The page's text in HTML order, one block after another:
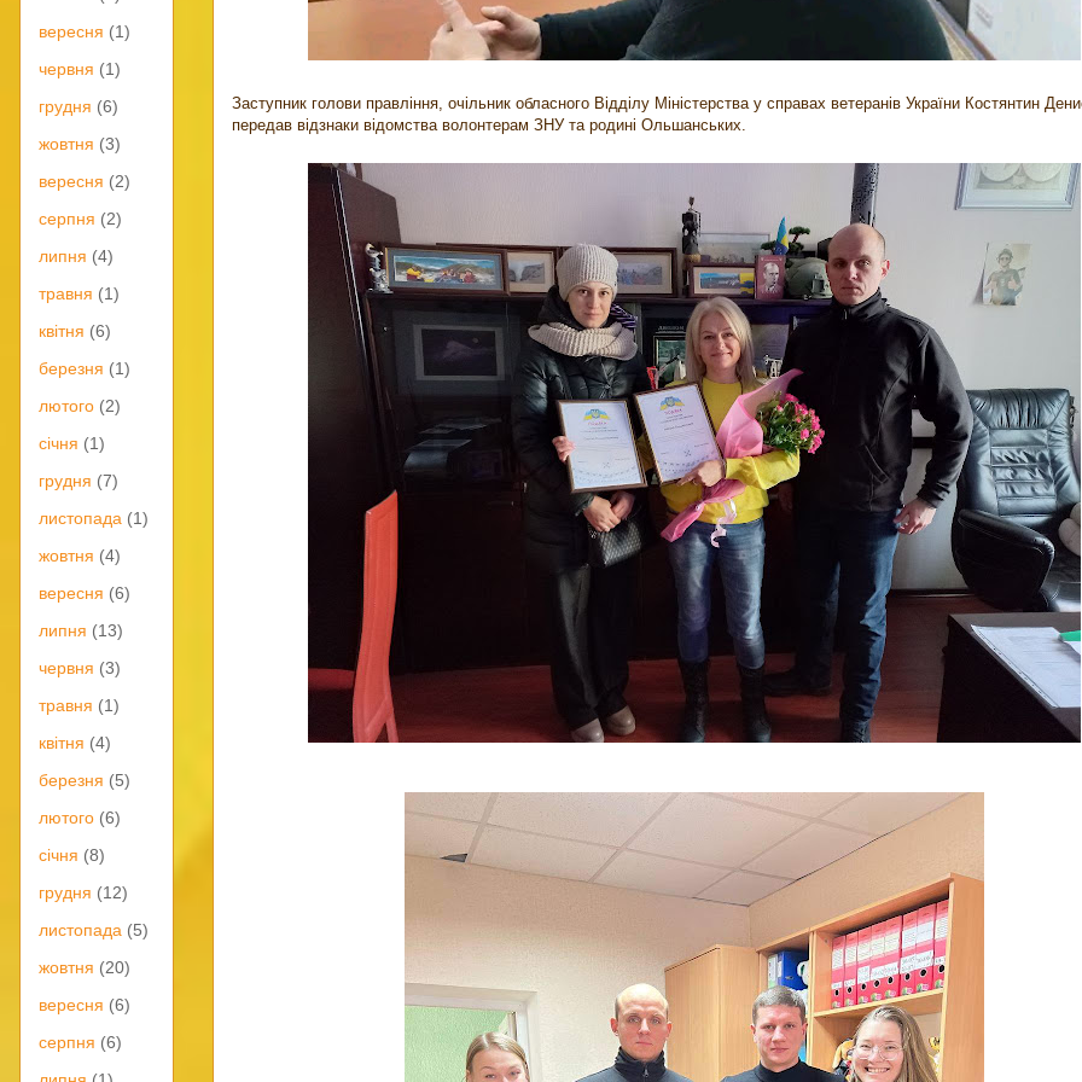
Заступник голови правління, очільник обласного Відділу Міністерства у справах ветеранів України Костянтин
передав відзнаки відомства волонтерам ЗНУ та родині Ольшанських.
вересня (1)
червня (1)
грудня (6)
жовтня (3)
вересня (2)
серпня (2)
липня (4)
травня (1)
квітня (6)
березня (1)
лютого (2)
січня (1)
грудня (7)
листопада (1)
жовтня (4)
вересня (6)
липня (13)
червня (3)
травня (1)
квітня (4)
березня (5)
лютого (6)
січня (8)
грудня (12)
листопада (5)
жовтня (20)
вересня (6)
серпня (6)